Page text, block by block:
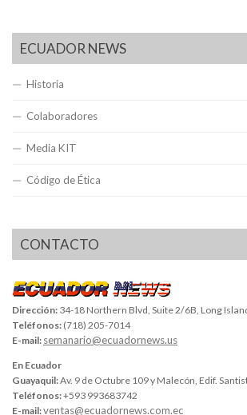
ECUADOR NEWS
Historia
Colaboradores
Media KIT
Código de Ética
CONTACTO
Dirección: 34-18 Northern Blvd, Suite 2/6B, Long
Teléfonos: (718) 205-7014
E-mail: semanario@ecuadornews.us
En Ecuador
Guayaquil:Av. 9 de Octubre 109 y Malecón, Edif.
Teléfonos:+593 993683742
E-mail:ventas@ecuadornews.com.ec